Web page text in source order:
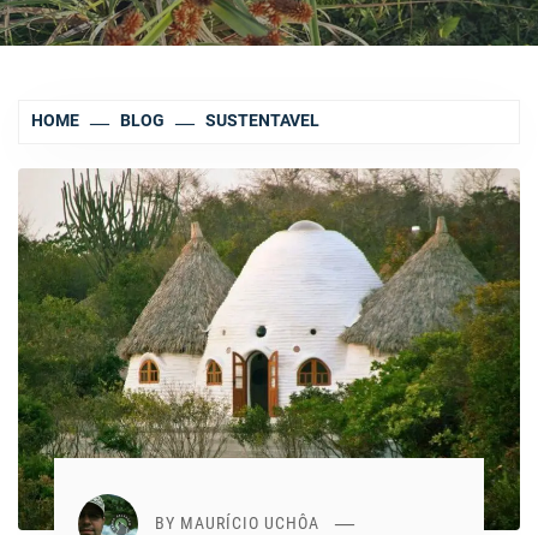
HOME BLOG SUSTENTAVEL
BY MAURÍCIO UCHÔA